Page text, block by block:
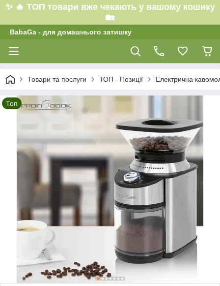
✨ 🔥 ТОП товари вже чекають у вашому кошику
🏡
BabaGa - для домашнього затишку
Товари та послуги ТОП - Позиції Електрична
Топ